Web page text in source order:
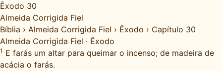
Êxodo 30
Almeida Corrigida Fiel
Bíblia › Almeida Corrigida Fiel › Êxodo › Capítulo 30
Almeida Corrigida Fiel · Êxodo
1 E farás um altar para queimar o incenso; de madeira de
acácia o farás.